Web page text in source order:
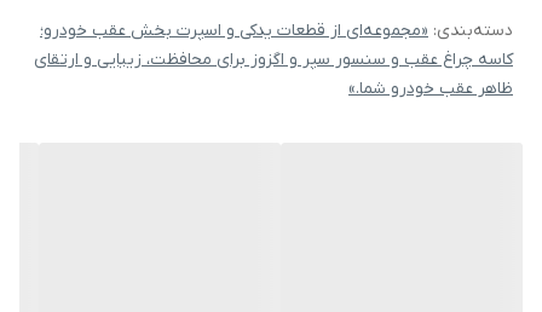
سنسور در جلو سپر هم دارند.
دسته‌بندی: «مجموعه‌ای از قطعات یدکی و اسپرت بخش عقب خودرو؛
کاسه چراغ عقب و سنسور سپر و اگزوز برای محافظت، زیبایی و ارتقای
ظاهر عقب خودرو شما.»